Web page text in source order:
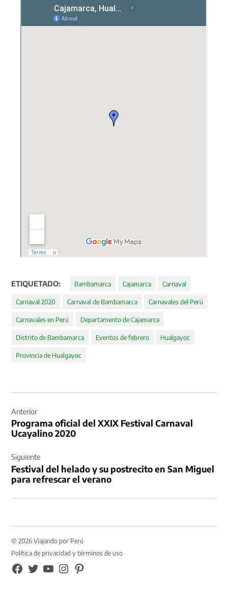
ETIQUETADO: Bambamarca Cajamarca Carnaval
Carnaval 2020 Carnaval de Bambamarca Carnavales del Perú
Carnavales en Perú Departamento de Cajamarca
Distrito de Bambamarca Eventos de febrero Hualgayoc
Provincia de Hualgayoc
de
entradas
Anterior
Programa oficial del XXIX Festival Carnaval
Ucayalino 2020
Siguiente
Festival del helado y su postrecito en San Miguel
para refrescar el verano
© 2026 Viajando por Perú
Política de privacidad y términos de uso
FB
TW YouTubeInstagramPinterest